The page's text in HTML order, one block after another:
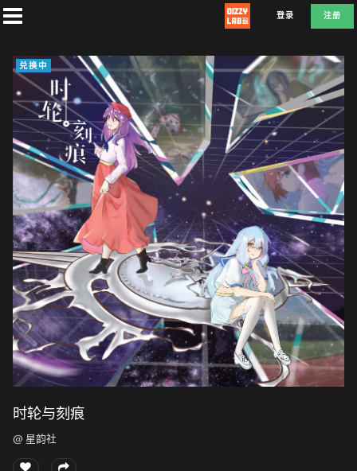
登录 注册
首
页
社
团
兑
换
DEFLATE
随
听
听
兑换中
时轮与刻痕
@ 星韵社